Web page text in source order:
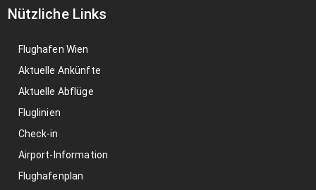
Nützliche Links
Flughafen Wien
Aktuelle Ankünfte
Aktuelle Abflüge
Fluglinien
Check-in
Airport-Information
Flughafenplan